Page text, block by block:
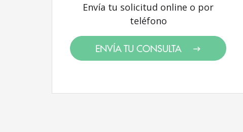
Envía tu solicitud online o por
teléfono
ENVÍA TU CONSULTA